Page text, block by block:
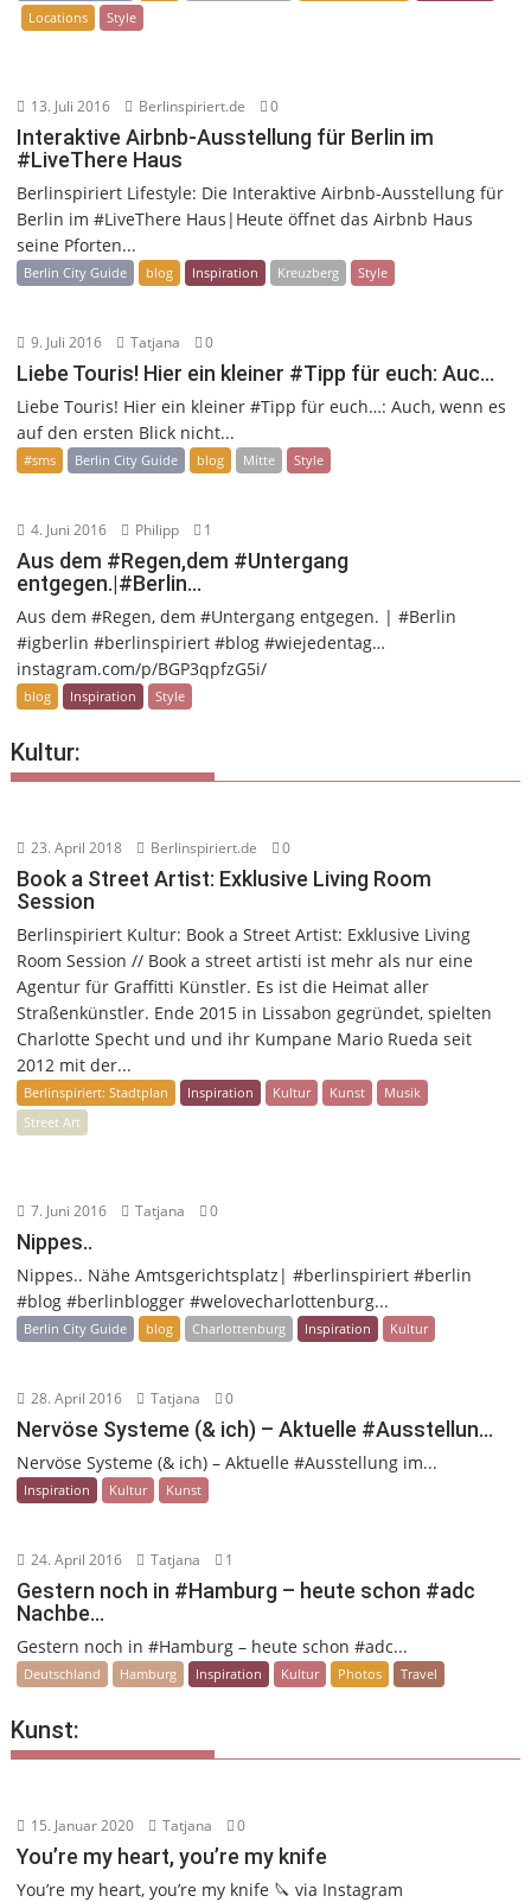
Locations Style
13. Juli 2016 Berlinspiriert.de 0
Interaktive Airbnb-Ausstellung für Berlin im
#LiveThere Haus
Berlinspiriert Lifestyle: Die Interaktive Airbnb-Ausstellung für
Berlin im #LiveThere Haus|Heute öffnet das Airbnb Haus
seine Pforten...
Berlin City Guide blog Inspiration Kreuzberg Style
9. Juli 2016 Tatjana 0
Liebe Touris! Hier ein kleiner #Tipp für euch: Auc…
Liebe Touris! Hier ein kleiner #Tipp für euch…: Auch, wenn es
auf den ersten Blick nicht...
#sms Berlin City Guide blog Mitte Style
4. Juni 2016 Philipp 1
Aus dem #Regen,dem #Untergang
entgegen.|#Berlin…
Aus dem #Regen, dem #Untergang entgegen. | #Berlin
#igberlin #berlinspiriert #blog #wiejedentag…
instagram.com/p/BGP3qpfzG5i/
blog Inspiration Style
Kultur:
23. April 2018 Berlinspiriert.de 0
Book a Street Artist: Exklusive Living Room
Session
Berlinspiriert Kultur: Book a Street Artist: Exklusive Living
Room Session // Book a street artisti ist mehr als nur eine
Agentur für Graffitti Künstler. Es ist die Heimat aller
Straßenkünstler. Ende 2015 in Lissabon gegründet, spielten
Charlotte Specht und und ihr Kumpane Mario Rueda seit
2012 mit der...
Berlinspiriert: Stadtplan Inspiration Kultur Kunst
Musik
Street Art
7. Juni 2016 Tatjana 0
Nippes..
Nippes.. Nähe Amtsgerichtsplatz| #berlinspiriert #berlin
#blog #berlinblogger #welovecharlottenburg...
Berlin City Guide blog Charlottenburg Inspiration Kultur
28. April 2016 Tatjana 0
Nervöse Systeme (& ich) – Aktuelle #Ausstellun…
Nervöse Systeme (& ich) – Aktuelle #Ausstellung im...
Inspiration Kultur Kunst
24. April 2016 Tatjana 1
Gestern noch in #Hamburg – heute schon #adc
Nachbe…
Gestern noch in #Hamburg – heute schon #adc...
Deutschland Hamburg Inspiration Kultur Photos Travel
Kunst:
15. Januar 2020 Tatjana 0
You’re my heart, you’re my knife
You’re my heart, you’re my knife 🔪 via Instagram